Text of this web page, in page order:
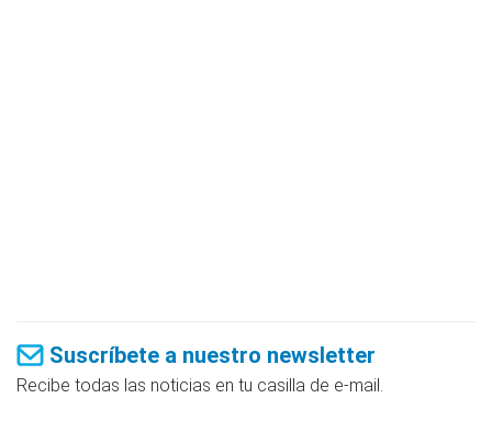
Suscríbete a nuestro newsletter
Recibe todas las noticias en tu casilla de e-mail.